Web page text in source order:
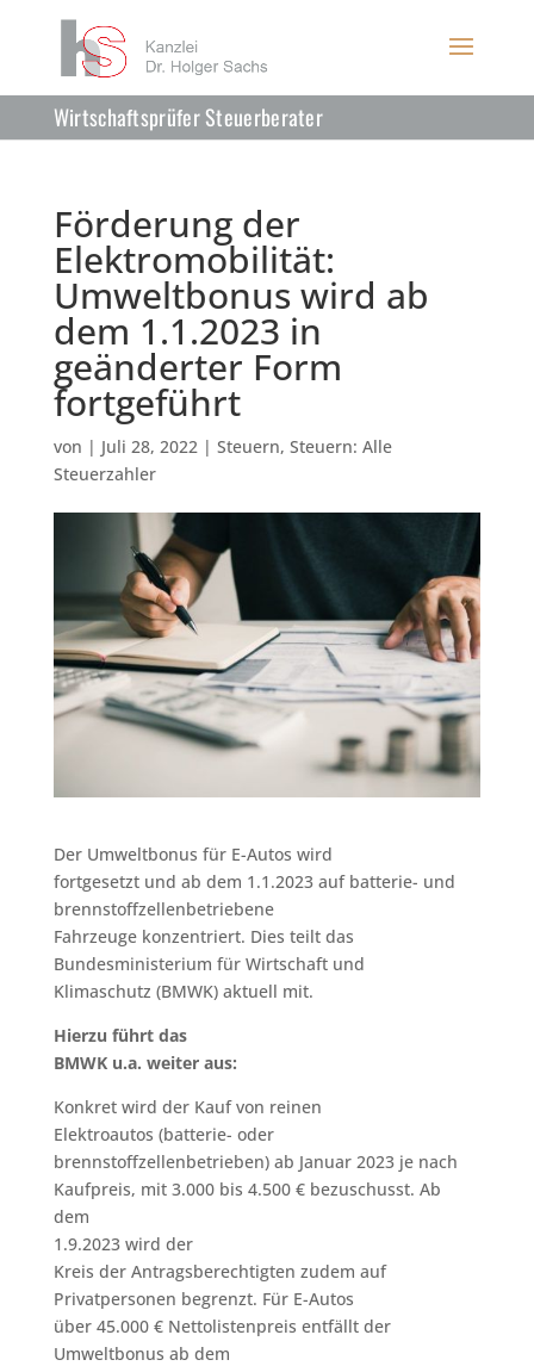
Wirtschaftsprüfer Steuerberater
Förderung der
Elektromobilität:
Umweltbonus wird ab
dem 1.1.2023 in
geänderter Form
fortgeführt
von | Juli 28, 2022| Steuern, Steuern: Alle
Steuerzahler
Der Umweltbonus für E-Autos wird
fortgesetzt und ab dem 1.1.2023 auf batterie- und
brennstoffzellenbetriebene
Fahrzeuge konzentriert. Dies teilt das
Bundesministerium für Wirtschaft und
Klimaschutz (BMWK) aktuell mit.
Hierzu führt das
BMWK u.a. weiter aus:
Konkret wird der Kauf von reinen
Elektroautos (batterie- oder
brennstoffzellenbetrieben) ab Januar 2023 je nach
Kaufpreis, mit 3.000 bis 4.500 € bezuschusst. Ab
dem
1.9.2023 wird der
Kreis der Antragsberechtigten zudem auf
Privatpersonen begrenzt. Für E-Autos
über 45.000 € Nettolistenpreis entfällt der
Umweltbonus ab dem